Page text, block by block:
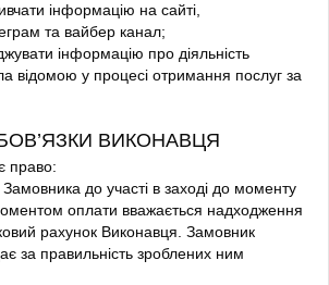
інформацію на сайті,
та вайбер канал;
інформацію про діяльність
відомою у процесі отримання послуг за
ВИКОНАВЦЯ
право:
до участі в заході до моменту
оплати вважається надходження
рахунок Виконавця. Замовник
за правильність зроблених ним